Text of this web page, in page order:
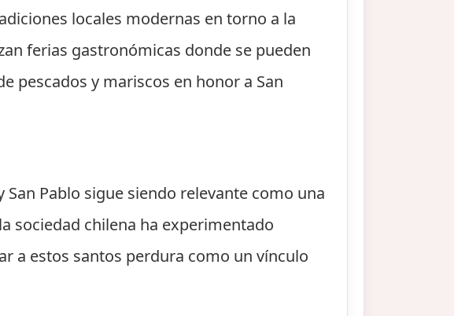
locales modernas en torno a la
ferias gastronómicas donde se pueden
pescados y mariscos en honor a San
Pablo sigue siendo relevante como una
sociedad chilena ha experimentado
a estos santos perdura como un vínculo